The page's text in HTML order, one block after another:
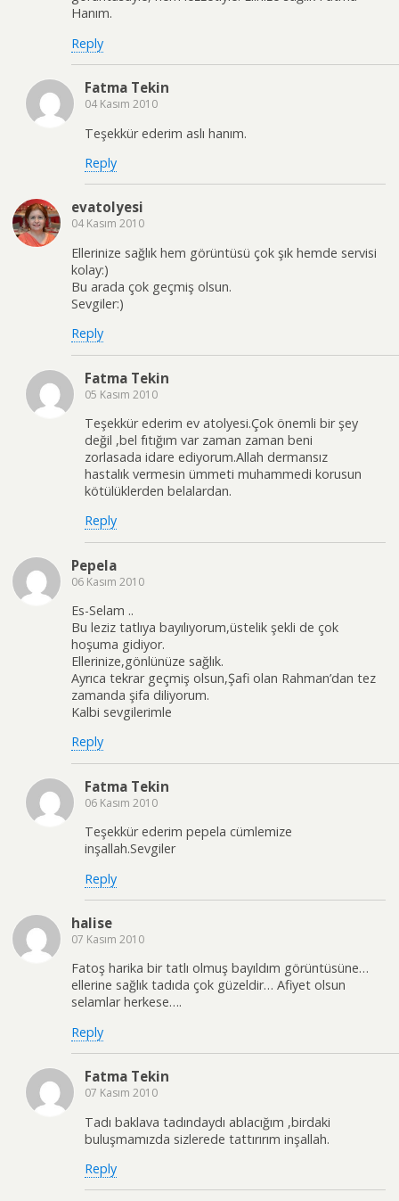
Hanım.
Reply
Fatma Tekin
04 Kasım 2010
Teşekkür ederim aslı hanım.
Reply
evatolyesi
04 Kasım 2010
Ellerinize sağlık hem görüntüsü çok şık hemde servisi
kolay:)
Bu arada çok geçmiş olsun.
Sevgiler:)
Reply
Fatma Tekin
05 Kasım 2010
Teşekkür ederim ev atolyesi.Çok önemli bir şey
değil ,bel fıtığım var zaman zaman beni
zorlasada idare ediyorum.Allah dermansız
hastalık vermesin ümmeti muhammedi korusun
kötülüklerden belalardan.
Reply
Pepela
06 Kasım 2010
Es-Selam ..
Bu leziz tatlıya bayılıyorum,üstelik şekli de çok
hoşuma gidiyor.
Ellerinize,gönlünüze sağlık.
Ayrıca tekrar geçmiş olsun,Şafi olan Rahman’dan tez
zamanda şifa diliyorum.
Kalbi sevgilerimle
Reply
Fatma Tekin
06 Kasım 2010
Teşekkür ederim pepela cümlemize
inşallah.Sevgiler
Reply
halise
07 Kasım 2010
Fatoş harika bir tatlı olmuş bayıldım görüntüsüne…
ellerine sağlık tadıda çok güzeldir… Afiyet olsun
selamlar herkese….
Reply
Fatma Tekin
07 Kasım 2010
Tadı baklava tadındaydı ablacığım ,birdaki
buluşmamızda sizlerede tattırırım inşallah.
Reply